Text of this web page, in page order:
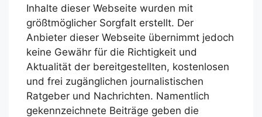
Inhalte dieser Webseite wurden mit
größtmöglicher Sorgfalt erstellt. Der
Anbieter dieser Webseite übernimmt jedoch
keine Gewähr für die Richtigkeit und
Aktualität der bereitgestellten, kostenlosen
und frei zugänglichen journalistischen
Ratgeber und Nachrichten. Namentlich
gekennzeichnete Beiträge geben die